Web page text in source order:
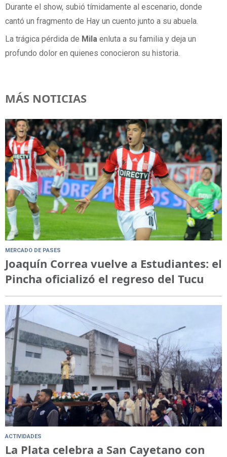
Durante el show, subió tímidamente al escenario, donde
cantó un fragmento de Hay un cuento junto a su abuela.
La trágica pérdida de Mila enluta a su familia y deja un
profundo dolor en quienes conocieron su historia.
MÁS NOTICIAS
MERCADO DE PASES
Joaquín Correa vuelve a Estudiantes: el
Pincha oficializó el regreso del Tucu
ACTIVIDADES
La Plata celebra a San Cayetano con